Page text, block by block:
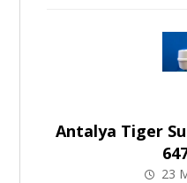
Antalya Tiger
23